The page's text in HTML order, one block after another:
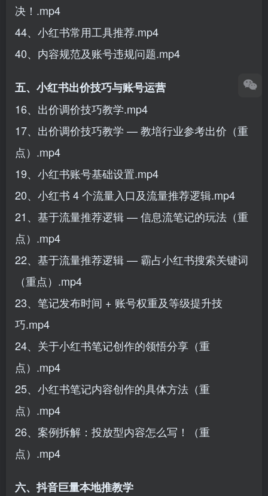
决！.mp4
44、小红书常用工具推荐.mp4
40、内容规范及账号违规问题.mp4
五、小红书出价技巧与账号运营
16、出价调价技巧教学.mp4
17、出价调价技巧教学 — 教培行业参考出价（重
点）.mp4
19、小红书账号基础设置.mp4
20、小红书 4 个流量入口及流量推荐逻辑.mp4
21、基于流量推荐逻辑 — 信息流笔记的玩法（重
点）.mp4
22、基于流量推荐逻辑 — 霸占小红书搜索关键词
（重点）.mp4
23、笔记发布时间 + 账号权重及等级提升技
巧.mp4
24、关于小红书笔记创作的领悟分享（重
点）.mp4
25、小红书笔记内容创作的具体方法（重
点）.mp4
26、案例拆解：投放型内容怎么写！（重
点）.mp4
六、抖音巨量本地推教学